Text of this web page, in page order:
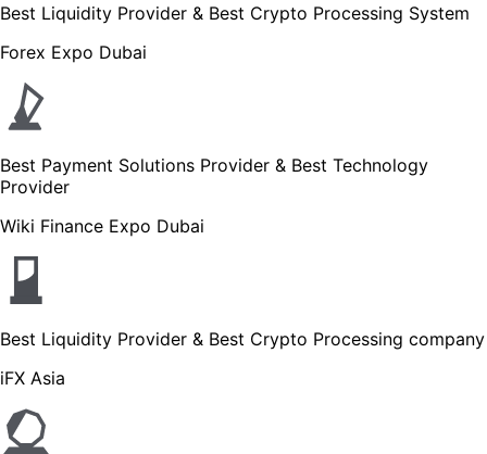
Best Liquidity Provider & Best Crypto Processing System
Forex Expo Dubai
Best Payment Solutions Provider & Best Technology
Provider
Wiki Finance Expo Dubai
Best Liquidity Provider & Best Crypto Processing company
iFX Asia